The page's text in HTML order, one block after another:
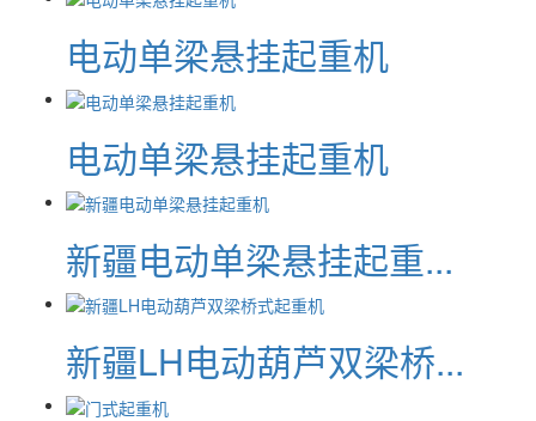
电动单梁悬挂起重机
电动单梁悬挂起重机
新疆电动单梁悬挂起重...
新疆LH电动葫芦双梁桥...